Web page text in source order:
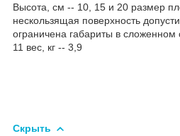
Высота, см -- 10, 15 и 20 размер
нескользящая поверхность
ограничена габариты в
11 вес, кг -- 3,9
Скрыть